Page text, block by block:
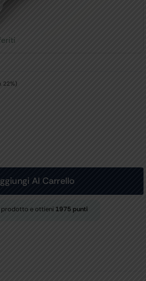
22%)
Al Carrello
e ottieni 1975 punti